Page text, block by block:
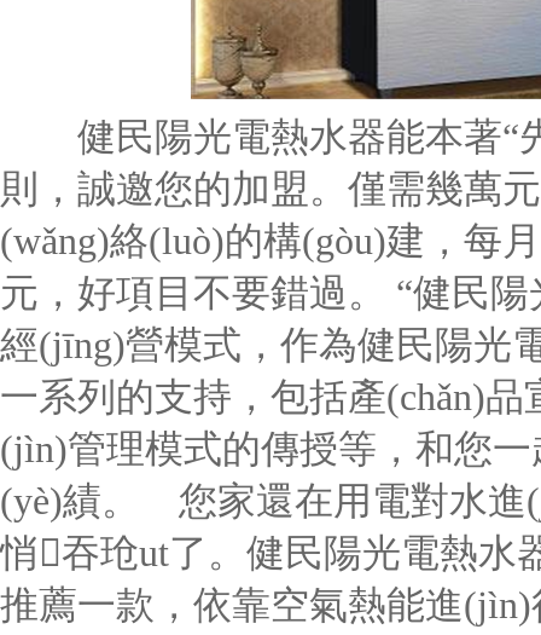
健民陽光電熱水器能本著“
則，誠邀您的加盟。僅需幾萬
(wǎng)絡(luò)的構(gòu)建，每
元，好項目不要錯過。 “健民
經(jīng)營模式，作為健民陽光
一系列的支持，包括產(chǎn)
(jìn)管理模式的傳授等，和您
(yè)績。 您家還在用電對水進
悄吞玱ut了。健民陽光電熱水
推薦一款，依靠空氣熱能進